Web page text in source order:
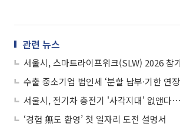
관련 뉴스
서울시, 스마트라이프위크(SLW) 2026 참
‘경험 無도 환영’ 첫 일자리 도전 설명서